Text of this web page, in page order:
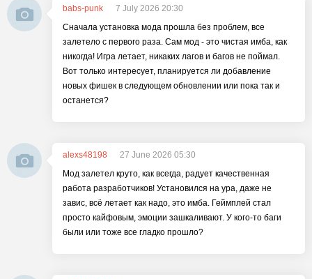
babs-punk
7 July 2026 20:30
Сначала установка мода прошла без проблем, все
залетело с первого раза. Сам мод - это чистая имба, как
никогда! Игра летает, никаких лагов и багов не поймал.
Вот только интересует, планируется ли добавление
новых фишек в следующем обновлении или пока так и
останется?
alexs48198
27 June 2026 05:30
Мод залетел круто, как всегда, радует качественная
работа разработчиков! Установился на ура, даже не
завис, всё летает как надо, это имба. Геймплей стал
просто кайфовым, эмоции зашкаливают. У кого-то баги
были или тоже все гладко прошло?